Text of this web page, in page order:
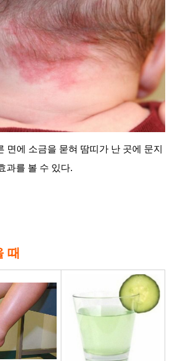
면에 소금을 묻혀 땀띠가 난 곳에 문지
과를 볼 수 있다.
때